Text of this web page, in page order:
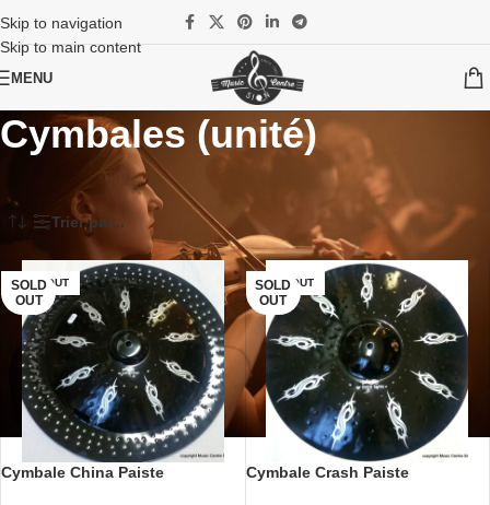
Skip to navigation
Skip to main content
MENU
Cymbales (unité)
Instruments/Batteries et percussions Cymbales/
Cymbales (unité)
Trier par...
SOLD OUT
SOLD
OUT
Cymbale China Paiste
SOLD OUT
SOLD
OUT
Cymbale Crash Paiste